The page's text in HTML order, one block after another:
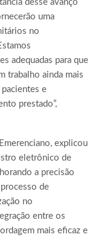
desse avanço
uma
no
adequadas para que
trabalho ainda mais
e
prestado”,
explicou
eletrônico de
a precisão
de
no
entre os
mais eficaz e